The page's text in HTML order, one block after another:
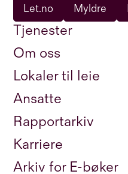
Tjenester
Om oss
Lokaler til leie
Ansatte
Rapportarkiv
Karriere
Arkiv for E-bøker
Let.no Myldre